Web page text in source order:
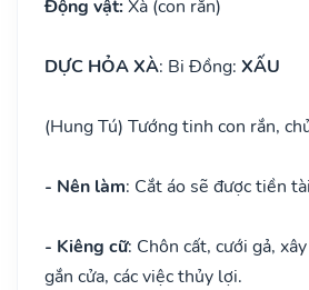
Động vật: Xà (con rắn)
DỰC HỎA XÀ: Bi Đồng: XẤU
(Hung Tú) Tướng tinh con rắn,
- Nên làm: Cắt áo sẽ được tiền
- Kiêng cữ: Chôn cất, cưới gả,
gắn cửa, các việc thủy lợi.